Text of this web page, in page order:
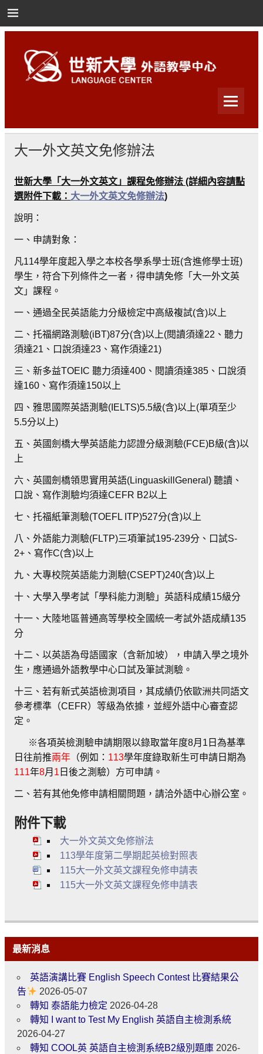
世新大學外語教學中心
大一外文英文免修辦法
世新大學「大一外文英文」課程免修辦法 (詳細內容請點
選附件下載： 大一外文英文免修辦法)
說明：
一、申請對象：
凡114學年度起入學之本校各學系學士班(含進修學士班)
學生，符合下列條件之一者，得申請免修「大一外文英
文」課程。
一、通過全民英語能力分級檢定中高級複試(含)以上
二、托福網路測驗(iBT)87分(含)以上(閱讀須達22、聽力
須達21、口說須達23、寫作須達21)
三、新多益TOEIC 聽力須達400、閱讀須達385、口說須
達160、寫作須達150以上
四、雅思國際英語測驗(IELTS)5.5級(含)以上(單項至少
5.5分以上)
五、英國劍橋大學英語能力認證分級測驗(FCE)B級(含)以
上
六、英國劍橋領思實用英語(LinguaskillGeneral) 聽讀、
口說、寫作測驗均須達CEFR B2以上
七、托福紙筆測驗(TOEFL ITP)527分(含)以上
八、外語能力測驗(FLTP)三項筆試195-239分、口試S-
2+、寫作C(含)以上
九、大專校院英語能力測驗(CSEPT)240(含)以上
十、大學入學考試「學科能力測驗」英語科成績15級分
十一、大陸地區普通高等學校全國統一考試外語成績135
分
十二、以英語為母語國家（含新加坡），申請入學之境外
生，應通過外語教學中心口試及筆試測驗。
十三、若有新式英語檢測項目，其成績仍依歐洲共同語文
參考標準（CEFR）等級為依據，並經外語中心審查認
定。
※各項英檢測驗申請期限以錄取當年度8月1日為基準
日往前推兩年 （例如： 113學年度錄取新生可申請日期為
111年8月 1 日後之測驗）方可申請。
二、若有其他免修申請相關問題，請洽外語中心辦公室。
附件下載
大一外文英文免修辦法
113學年度第二學期起英檢對照表
115大一外文英文課程免修申請表
115大一外文英文課程免修申請表
最新消息
英語演講比賽 English Speech Contest 比賽結果公
告
2026-05-07
轉知 泰語能力檢定 2026-04-28
轉知 I want to Test My English 英語自主檢測系統
2026-04-27
轉知 COOL英 英語自主檢測系統B2級別題庫 2026-